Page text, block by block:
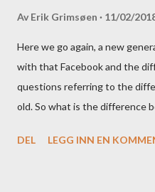
Av Erik Grimsøen 11/02/
Here we go again, a new
with that Facebook and the
questions referring to the
old. So what is the difference
DEL
LEGG INN EN